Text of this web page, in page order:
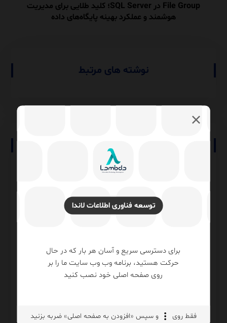
توسعه فناوری اطلاعات لاندا
برای دسترسی سریع و آسان هر بار که در حال
حرکت هستید، برنامه وب وب سایت ما را بر
روی صفحه اصلی خود نصب کنید
فقط روی و سپس «افزودن به صفحه اصلی» ضربه بزنید
File Group در SQL Server؛ کلید طلایی برای مدیریت
هوشمند و عملکرد بهینه پایگاه‌های داده
نوشته های مرتبط
No comment
نشانی ایمیل شما منتشر نخواهد شد. بخش‌های موردنیاز
علامت‌گذاری شده‌اند